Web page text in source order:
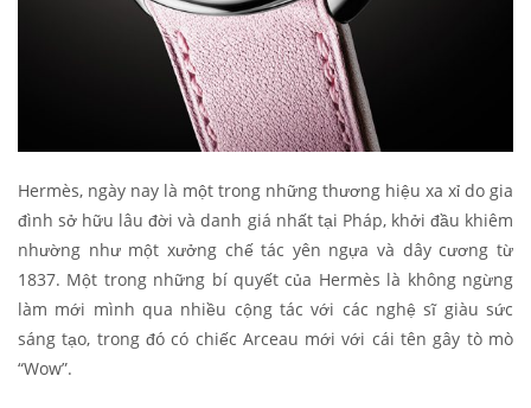
Hermès, ngày nay là một trong những thương hiệu xa xỉ do gia
đình sở hữu lâu đời và danh giá nhất tại Pháp, khởi đầu khiêm
nhường như một xưởng chế tác yên ngựa và dây cương từ
1837. Một trong những bí quyết của Hermès là không ngừng
làm mới mình qua nhiều cộng tác với các nghệ sĩ giàu sức
sáng tạo, trong đó có chiếc Arceau mới với cái tên gây tò mò
“Wow”.